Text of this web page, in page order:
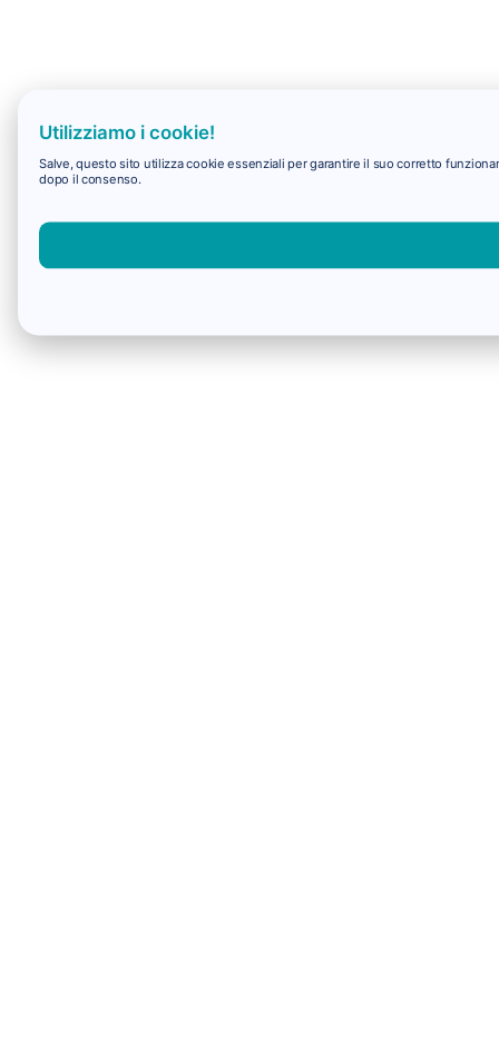
Utilizziamo i cookie!
Salve, questo sito utilizza cookie essenziali per garantire il suo corretto
dopo il consenso.